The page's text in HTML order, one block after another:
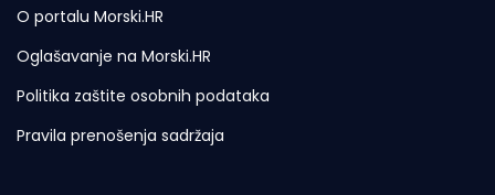
O portalu Morski.HR
Oglašavanje na Morski.HR
Politika zaštite osobnih podataka
Pravila prenošenja sadržaja